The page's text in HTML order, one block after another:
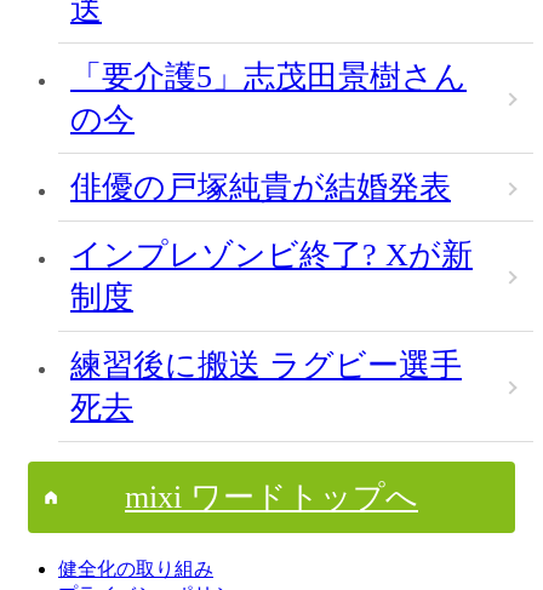
送
「要介護5」志茂田景樹さん
の今
俳優の戸塚純貴が結婚発表
インプレゾンビ終了? Xが新
制度
練習後に搬送 ラグビー選手
死去
mixi ワードトップへ
健全化の取り組み